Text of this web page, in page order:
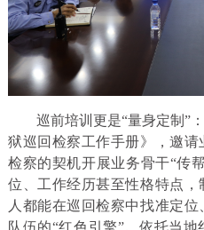
巡前培训更是“量身定制”
狱巡回检察工作手册》，邀
检察的契机开展业务骨干“传
位、工作经历甚至性格特点
人都能在巡回检察中找准定
队伍的“红色引擎”。依托当